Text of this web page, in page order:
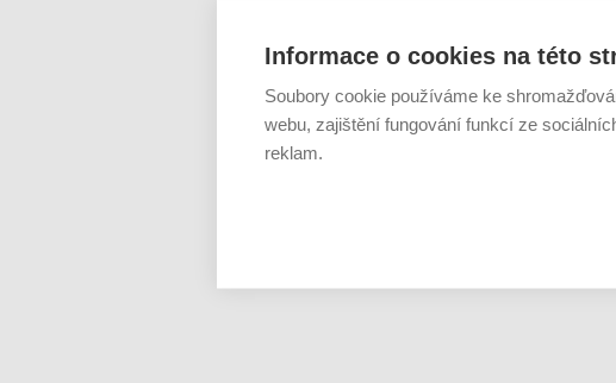
Informace o cookies na této
Soubory cookie používáme ke
webu, zajištění fungování funkcí ze
reklam.